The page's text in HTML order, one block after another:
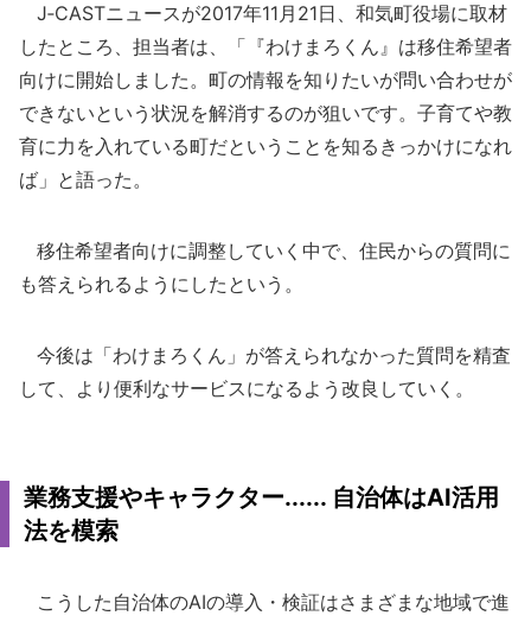
J‐CASTニュースが2017年11月21日、和気町役場に取材
したところ、担当者は、「『わけまろくん』は移住希望者
向けに開始しました。町の情報を知りたいが問い合わせが
できないという状況を解消するのが狙いです。子育てや教
育に力を入れている町だということを知るきっかけになれ
ば」と語った。
移住希望者向けに調整していく中で、住民からの質問に
も答えられるようにしたという。
今後は「わけまろくん」が答えられなかった質問を精査
して、より便利なサービスになるよう改良していく。
業務支援やキャラクター...... 自治体はAI活用
法を模索
こうした自治体のAIの導入・検証はさまざまな地域で進